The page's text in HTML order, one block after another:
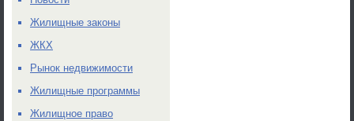
Жилищные законы
ЖКХ
Рынок недвижимости
Жилищные программы
Жилищное право